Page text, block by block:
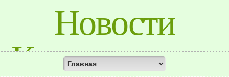
Новости
Красноярского